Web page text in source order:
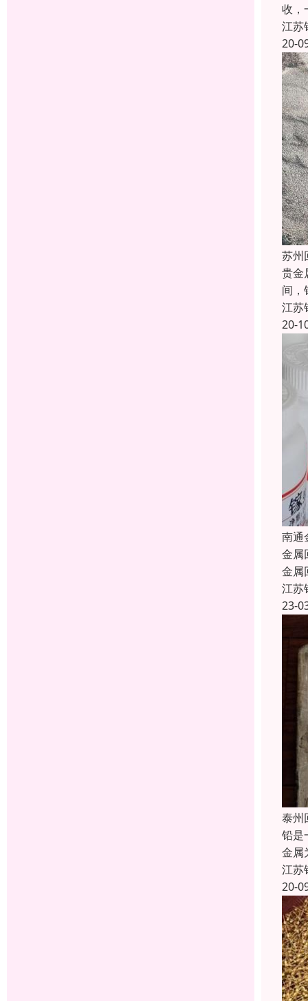
收，
江苏
20-
苏州
贵金
间，
江苏
20-
南通
金属
金属
江苏
23-
泰州
铅是
金属
江苏
20-